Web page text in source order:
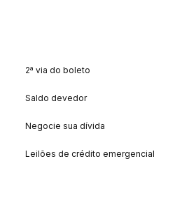
2ª via do boleto
Saldo devedor
Negocie sua dívida
Leilões de crédito emergencial